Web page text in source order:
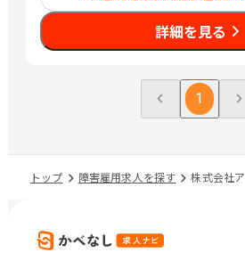
詳細を見る
1
トップ 障害雇用求人を探す 株式会社